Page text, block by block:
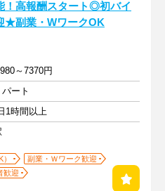
！高報酬スタート◎初バイ
★副業・WワークOK
～7370円
ート
1時間以上
副業・Ｗワーク歓迎
歓迎